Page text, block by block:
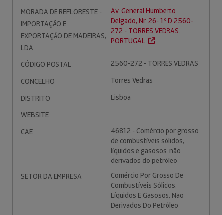
MORADA DE REFLORESTE -
IMPORTAÇÃO E
EXPORTAÇÃO DE MADEIRAS,
LDA.
Av. General Humberto
Delgado, Nr. 26- 1º D 2560-
272 - TORRES VEDRAS.
PORTUGAL.
CÓDIGO POSTAL
2560-272 - TORRES VEDRAS
CONCELHO
Torres Vedras
DISTRITO
Lisboa
WEBSITE
CAE
46812 - Comércio por grosso
de combustíveis sólidos,
líquidos e gasosos, não
derivados do petróleo
SETOR DA EMPRESA
Comércio Por Grosso De
Combustíveis Sólidos,
Líquidos E Gasosos, Não
Derivados Do Petróleo